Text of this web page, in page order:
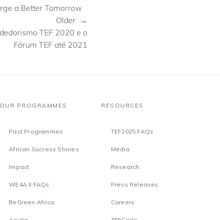
a Better Tomorrow
Older →
TEF 2020 e o
Fórum TEF até 2021
OUR PROGRAMMES
Past Programmes
African Success Stories
Impact
WE4A II FAQs
BeGreen Africa
RESOURCES
TEF2025 FAQs
Media
Research
Press Releases
Careers